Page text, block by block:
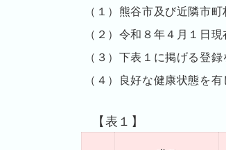
（１）熊谷市及び近隣市
（２）令和８年４月１日
（３）下表１に掲げる登
（４）良好な健康状態を
【表１】